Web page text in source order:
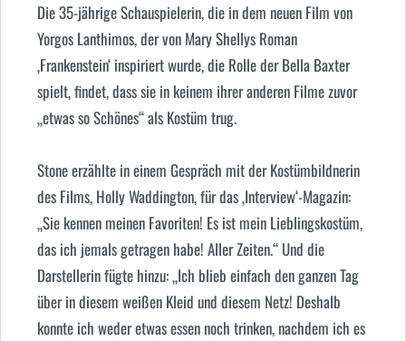
Die 35-jährige Schauspielerin, die in dem neuen Film von
Yorgos Lanthimos, der von Mary Shellys Roman
‚Frankenstein‘ inspiriert wurde, die Rolle der Bella Baxter
spielt, findet, dass sie in keinem ihrer anderen Filme zuvor
„etwas so Schönes“ als Kostüm trug.
Stone erzählte in einem Gespräch mit der Kostümbildnerin
des Films, Holly Waddington, für das ‚Interview‘-Magazin:
„Sie kennen meinen Favoriten! Es ist mein Lieblingskostüm,
das ich jemals getragen habe! Aller Zeiten.“ Und die
Darstellerin fügte hinzu: „Ich blieb einfach den ganzen Tag
über in diesem weißen Kleid und diesem Netz! Deshalb
konnte ich weder etwas essen noch trinken, nachdem ich es